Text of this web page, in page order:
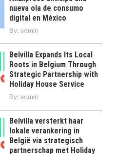
el reto ineludible de…
nueva ola de consumo
digital en México
By: admin
Belvilla Expands Its Local
Roots in Belgium Through
Strategic Partnership with
Holiday House Service
By: admin
Belvilla versterkt haar
lokale verankering in
België via strategisch
partnerschap met Holiday